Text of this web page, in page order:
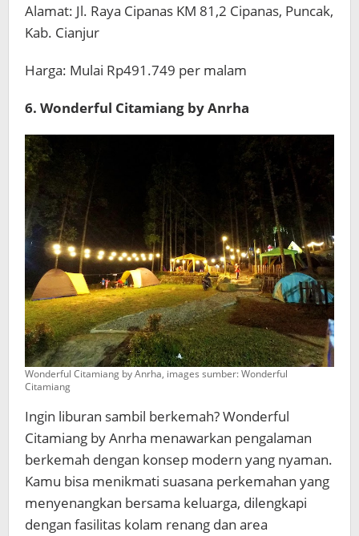
Alamat: Jl. Raya Cipanas KM 81,2 Cipanas, Puncak,
Kab. Cianjur
Harga: Mulai Rp491.749 per malam
6. Wonderful Citamiang by Anrha
Wonderful Citamiang by Anrha, images sumber: Wonderful
Citamiang
Ingin liburan sambil berkemah? Wonderful
Citamiang by Anrha menawarkan pengalaman
berkemah dengan konsep modern yang nyaman.
Kamu bisa menikmati suasana perkemahan yang
menyenangkan bersama keluarga, dilengkapi
dengan fasilitas kolam renang dan area